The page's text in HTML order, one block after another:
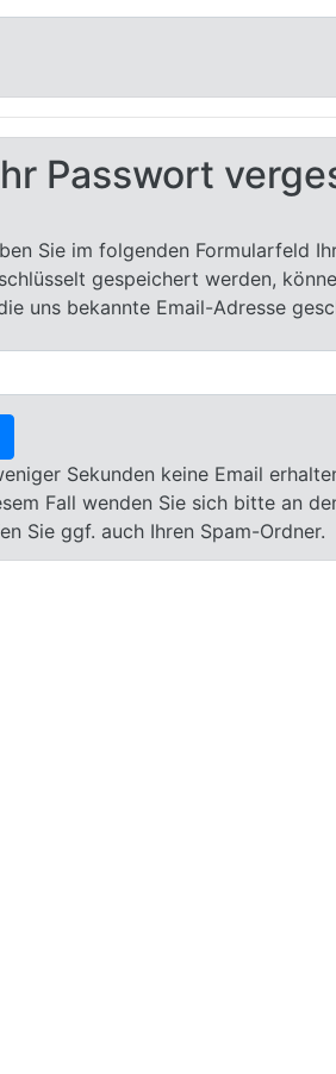
Passwort
Sie im folgenden Formularfeld
gespeichert werden,
uns bekannte Email-Adresse
Sekunden keine Email
Fall wenden Sie sich bitte an
Sie ggf. auch Ihren Spam-Ordner.